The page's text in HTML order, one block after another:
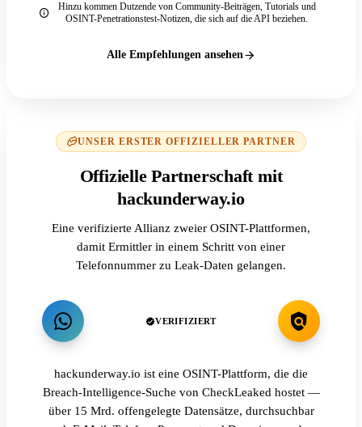
Hinzu kommen Dutzende von Community-Beiträgen, Tutorials und
OSINT-Penetrationstest-Notizen, die sich auf die API beziehen.
Alle Empfehlungen ansehen
UNSER ERSTER OFFIZIELLER PARTNER
Offizielle Partnerschaft mit
hackunderway.io
Eine verifizierte Allianz zweier OSINT-Plattformen,
damit Ermittler in einem Schritt von einer
Telefonnummer zu Leak-Daten gelangen.
VERIFIZIERT
hackunderway.io ist eine OSINT-Plattform, die die
Breach-Intelligence-Suche von CheckLeaked hostet —
über 15 Mrd. offengelegte Datensätze, durchsuchbar